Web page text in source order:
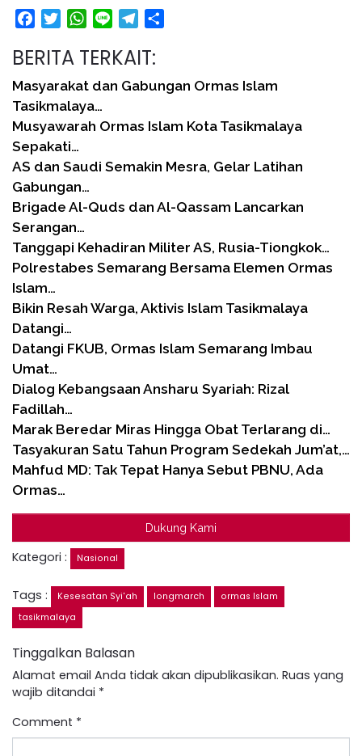
FacebookTwitterWhatsApp
Line Telegram
BERITA TERKAIT:
Masyarakat dan Gabungan Ormas Islam
Tasikmalaya…
Musyawarah Ormas Islam Kota Tasikmalaya
Sepakati…
AS dan Saudi Semakin Mesra, Gelar Latihan
Gabungan…
Brigade Al-Quds dan Al-Qassam Lancarkan
Serangan…
Tanggapi Kehadiran Militer AS, Rusia-Tiongkok…
Polrestabes Semarang Bersama Elemen Ormas
Islam…
Bikin Resah Warga, Aktivis Islam Tasikmalaya
Datangi…
Datangi FKUB, Ormas Islam Semarang Imbau
Umat…
Dialog Kebangsaan Ansharu Syariah: Rizal
Fadillah…
Marak Beredar Miras Hingga Obat Terlarang di…
Tasyakuran Satu Tahun Program Sedekah Jum’at,…
Mahfud MD: Tak Tepat Hanya Sebut PBNU, Ada
Ormas…
Dukung Kami
Kategori : Nasional
Tags : Kesesatan Syi'ah longmarch
ormas Islam
tasikmalaya
Tinggalkan Balasan
Alamat email Anda tidak akan dipublikasikan. Ruas yang
wajib ditandai *
Comment *